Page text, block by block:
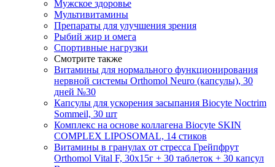
Мужское здоровье
Мультивитамины
Препараты для улучшения зрения
Рыбий жир и омега
Спортивные нагрузки
Смотрите также
Витамины для нормального функционирования
нервной системы Orthomol Neuro (капсулы), 30
дней №30
Капсулы для ускорения засыпания Biocyte Noctrim
Sommeil, 30 шт
Комплекс на основе коллагена Biocyte SKIN
COMPLEX LIPOSOMAL, 14 стиков
Витамины в гранулах от стресса Грейпфрут
Orthomol Vital F, 30х15г + 30 таблеток + 30 капсул